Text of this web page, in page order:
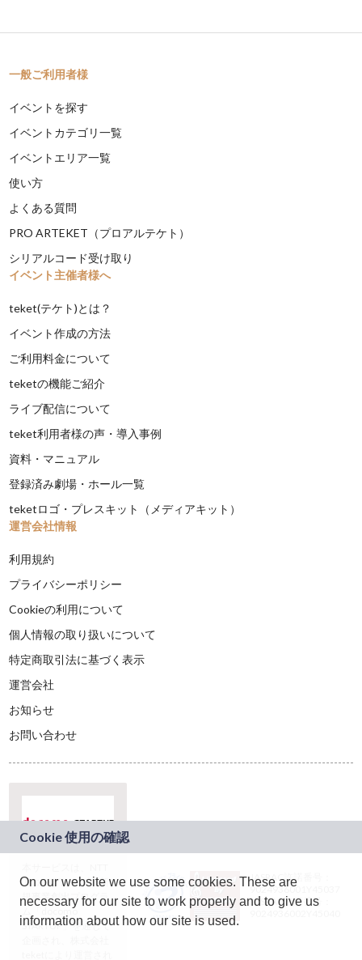
一般ご利用者様
イベントを探す
イベントカテゴリ一覧
イベントエリア一覧
使い方
よくある質問
PRO ARTEKET（プロアルテケト）
シリアルコード受け取り
イベント主催者様へ
teket(テケト)とは？
イベント作成の方法
ご利用料金について
teketの機能ご紹介
ライブ配信について
teket利用者様の声・導入事例
資料・マニュアル
登録済み劇場・ホール一覧
teketロゴ・プレスキット（メディアキット）
運営会社情報
利用規約
プライバシーポリシー
Cookieの利用について
個人情報の取り扱いについて
特定商取引法に基づく表示
運営会社
お知らせ
お問い合わせ
ドコモグループの新
規事業創出プログラ
ム「docomo
STARTUP」を通じて
JASRAC許諾番号：
9024936001Y45037
JASRAC許諾番号：
On our website we use some cookies. These are
necessary for our site to work properly and to give us
information about how our site is used.